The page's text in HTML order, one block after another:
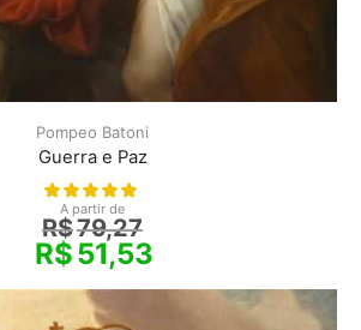
Pompeo Batoni
Guerra e Paz
A partir de
R$79,27
R$51,53